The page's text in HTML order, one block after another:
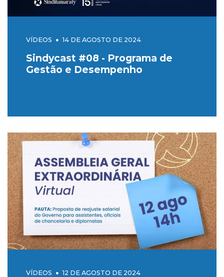
VÍDEOS 14 DE AGOSTO DE 2024
Sindycast #08 - Programa de
Gestão e Desempenho
VÍDEOS 12 DE AGOSTO DE 2024